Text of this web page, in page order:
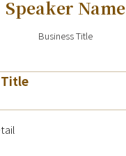
Speaker Name
Business Title
Title